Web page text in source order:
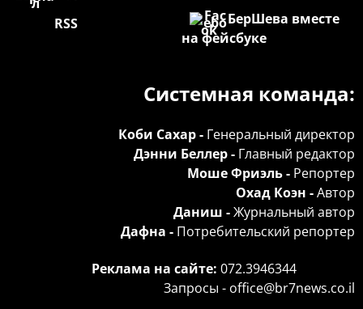
БерШева вместе
на фейсбуке
RSS
Системная команда:
Коби Сахар - Генеральный директор
Дэнни Беллер - Главный редактор
Моше Фриэль - Репортер
Охад Коэн -Автор
Даниш -Журнальный автор
Дафна - Потребительский репортер
Реклама на сайте: 072.3946344
Запросы - office@br7news.co.il